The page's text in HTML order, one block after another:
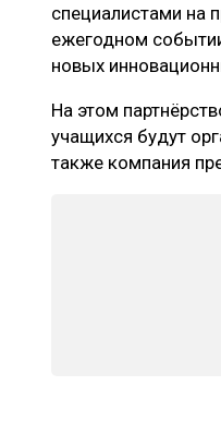
специалистами на
ежегодном
новых
На этом
учащихся будут
также компания